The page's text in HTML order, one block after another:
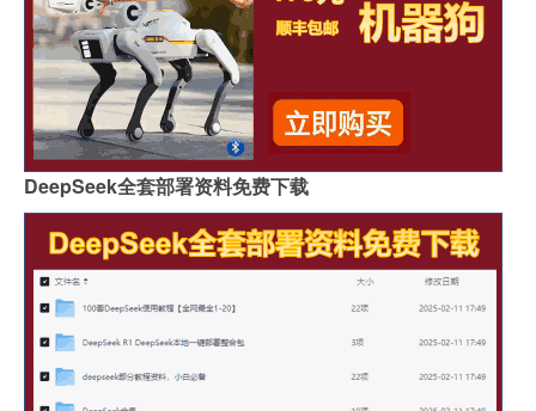
DeepSeek全套部署资料免费下载